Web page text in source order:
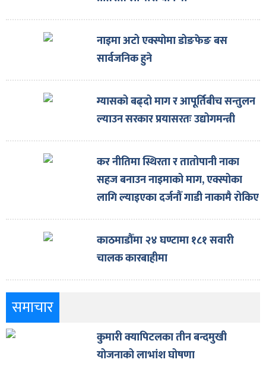
नाइमा अटो एक्स्पोमा डोङफेङ बस
सार्वजनिक हुने
ग्यासको बढ्दो माग र आपूर्तिबीच सन्तुलन
ल्याउन सरकार प्रयासरतः उद्योगमन्त्री
कर नीतिमा स्थिरता र तातोपानी नाका
सहज बनाउन नाइमाको माग, एक्स्पोका
लागि ल्याइएका दर्जनौँ गाडी नाकामै रोकिए
काठमाडौँमा २४ घण्टामा १८१ सवारी
चालक कारबाहीमा
समाचार
कुमारी क्यापिटलका तीन बन्दमुखी
योजनाको लाभांश घोषणा